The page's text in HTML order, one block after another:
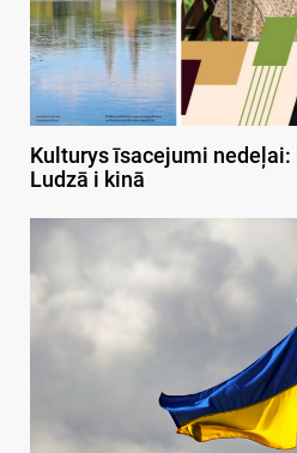
Kulturys īsacejumi
Ludzā i kinā